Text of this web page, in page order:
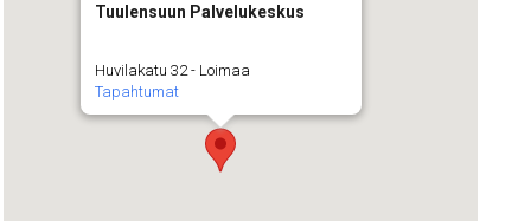
Tuulensuun Palvelukeskus
Huvilakatu 32 - Loimaa
Tapahtumat